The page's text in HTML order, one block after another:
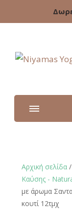
Αρχική σελίδα /
Καύσης -
με άρωμα
κουτί 12τμχ